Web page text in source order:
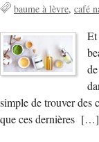
baume à lèvre café
simple de trouver des
que ces dernières […]